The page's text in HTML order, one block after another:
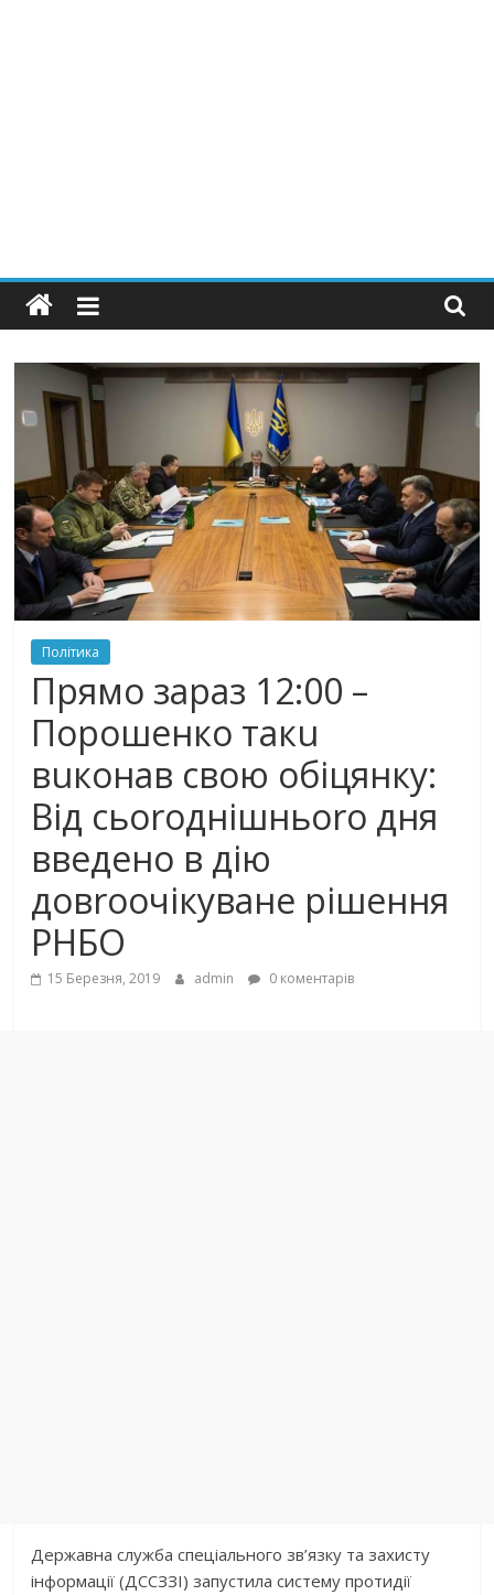
Політика
Прямо зараз 12:00 –
Порошенко такu
вuконав свою обіцянку:
Від сьоrоднішньоrо дня
введено в дію
довrоочікуване рішення
РНБО
15 Березня, 2019 admin 0 коментарів
Державна служба спеціального зв’язку та захисту
інформації (ДССЗЗІ) запустила систему протидії